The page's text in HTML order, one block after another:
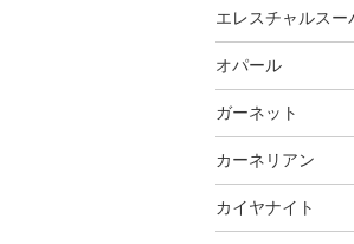
エレスチャルスー
オパール
ガーネット
カーネリアン
カイヤナイト